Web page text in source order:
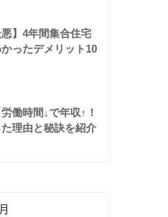
悪】4年間集合住宅
ったデメリット10
働時間↓で年収↑！
理由と秘訣を紹介